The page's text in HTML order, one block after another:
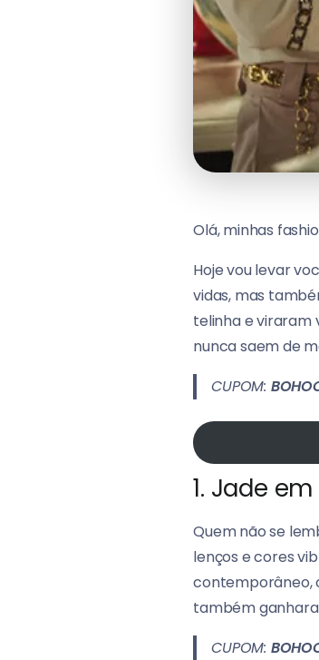
Olá, minhas
Hoje vou levar
vidas, mas
telinha e viraram
nunca saem de
CUPOM:
1. Jade
Quem não se
lenços e cores
contemporâneo,
também
CUPOM: